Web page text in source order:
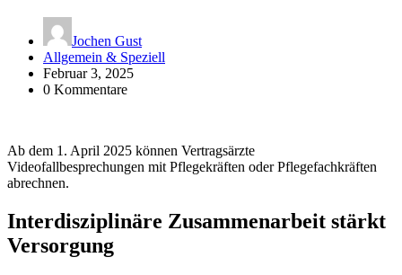
Jochen Gust
Allgemein & Speziell
Februar 3, 2025
0 Kommentare
Ab dem 1. April 2025 können Vertragsärzte
Videofallbesprechungen mit Pflegekräften oder Pflegefachkräften
abrechnen.
Interdisziplinäre Zusammenarbeit stärkt
Versorgung